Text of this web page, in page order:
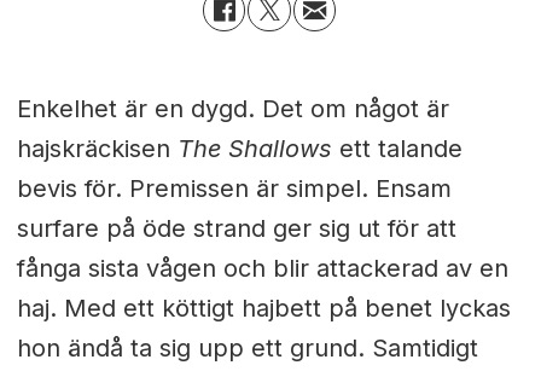
Enkelhet är en dygd. Det om något är
hajskräckisen The Shallows ett talande
bevis för. Premissen är simpel. Ensam
surfare på öde strand ger sig ut för att
fånga sista vågen och blir attackerad av en
haj. Med ett köttigt hajbett på benet lyckas
hon ändå ta sig upp ett grund. Samtidigt